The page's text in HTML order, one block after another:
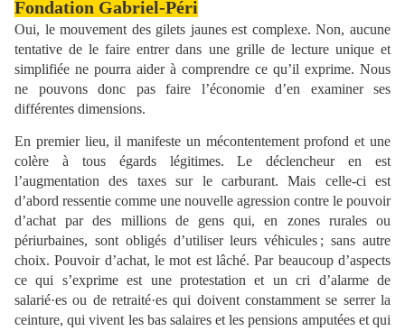
Fondation Gabriel-Péri
Oui, le mouvement des gilets jaunes est complexe. Non, aucune
tentative de le faire entrer dans une grille de lecture unique et
simplifiée ne pourra aider à comprendre ce qu’il exprime. Nous
ne pouvons donc pas faire l’économie d’en examiner ses
différentes dimensions.
En premier lieu, il manifeste un mécontentement profond et une
colère à tous égards légitimes. Le déclencheur en est
l’augmentation des taxes sur le carburant. Mais celle-ci est
d’abord ressentie comme une nouvelle agression contre le pouvoir
d’achat par des millions de gens qui, en zones rurales ou
périurbaines, sont obligés d’utiliser leurs véhicules ; sans autre
choix. Pouvoir d’achat, le mot est lâché. Par beaucoup d’aspects
ce qui s’exprime est une protestation et un cri d’alarme de
salarié·es ou de retraité·es qui doivent constamment se serrer la
ceinture, qui vivent les bas salaires et les pensions amputées et qui